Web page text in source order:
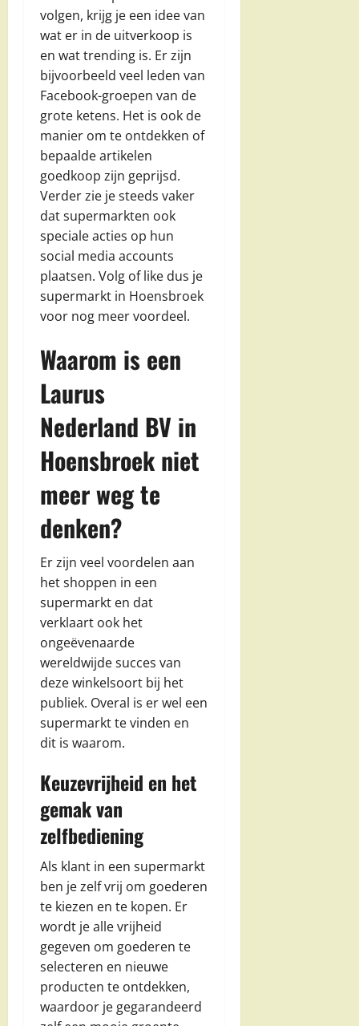
volgen, krijg je een idee van
wat er in de uitverkoop is
en wat trending is. Er zijn
bijvoorbeeld veel leden van
Facebook-groepen van de
grote ketens. Het is ook de
manier om te ontdekken of
bepaalde artikelen
goedkoop zijn geprijsd.
Verder zie je steeds vaker
dat supermarkten ook
speciale acties op hun
social media accounts
plaatsen. Volg of like dus je
supermarkt in Hoensbroek
voor nog meer voordeel.
Waarom is een
Laurus
Nederland BV in
Hoensbroek niet
meer weg te
denken?
Er zijn veel voordelen aan
het shoppen in een
supermarkt en dat
verklaart ook het
ongeëvenaarde
wereldwijde succes van
deze winkelsoort bij het
publiek. Overal is er wel een
supermarkt te vinden en
dit is waarom.
Keuzevrijheid en het
gemak van
zelfbediening
Als klant in een supermarkt
ben je zelf vrij om goederen
te kiezen en te kopen. Er
wordt je alle vrijheid
gegeven om goederen te
selecteren en nieuwe
producten te ontdekken,
waardoor je gegarandeerd